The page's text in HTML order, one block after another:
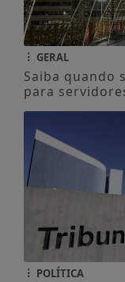
GERAL
Saiba quando
para
POLÍTICA